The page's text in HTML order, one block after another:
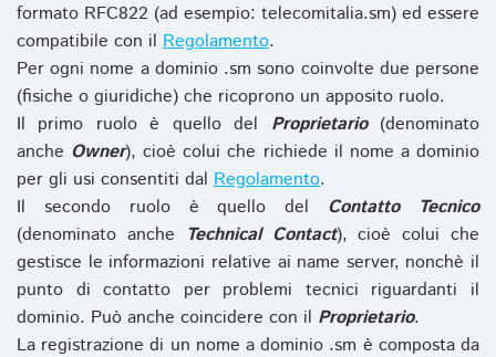
formato RFC822 (ad esempio: telecomitalia.sm) ed essere
compatibile con il Regolamento.
Per ogni nome a dominio .sm sono coinvolte due persone
(fisiche o giuridiche) che ricoprono un apposito ruolo.
Il primo ruolo è quello del Proprietario(denominato
anche Owner), cioè colui che richiede il nome a dominio
per gli usi consentiti dal Regolamento.
Il secondo ruolo è quello del Contatto Tecnico
(denominato anche Technical Contact), cioè colui che
gestisce le informazioni relative ai name server, nonchè il
punto di contatto per problemi tecnici riguardanti il
dominio. Può anche coincidere con il Proprietario.
La registrazione di un nome a dominio .sm è composta da